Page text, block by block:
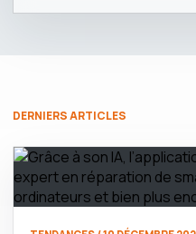
DERNIERS ARTICLES